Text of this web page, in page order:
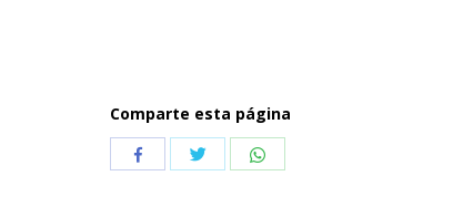
Comparte esta página
CompartirCompartirCompartir